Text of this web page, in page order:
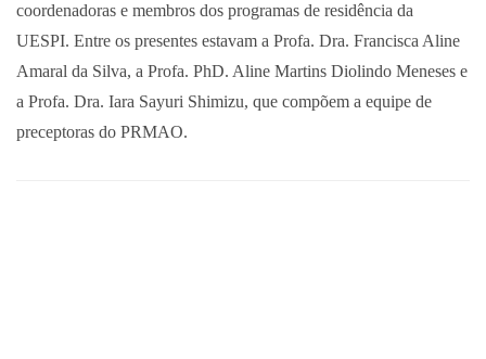
coordenadoras e membros dos programas de residência da
UESPI. Entre os presentes estavam a Profa. Dra. Francisca Aline
Amaral da Silva, a Profa. PhD. Aline Martins Diolindo Meneses e
a Profa. Dra. Iara Sayuri Shimizu, que compõem a equipe de
preceptoras do PRMAO.